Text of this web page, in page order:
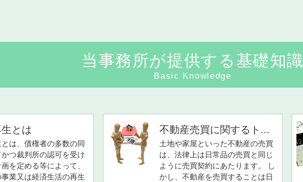
当事務所が提供する基礎知識
Basic Knowledge
とは
は、債権者の多数の同
つ裁判所の認可を受け
を定める等によって、
業又は経済生活の再生
不動産売買に関するト...
土地や家屋といった不動産の売買
は、法律上は日常品の売買と同じ
ように売買契約にあたります。 し
かし、不動産を売買することは日